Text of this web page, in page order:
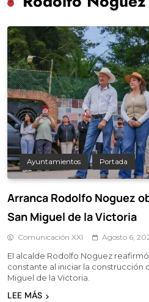
Ayuntamientos Portada
Arranca Rodolfo Noguez
San Miguel de la Victoria
Comunicación XXI Agosto 6,
El alcalde Rodolfo Noguez
constante al iniciar la construcción
Miguel de la Victoria.
LEE MÁS